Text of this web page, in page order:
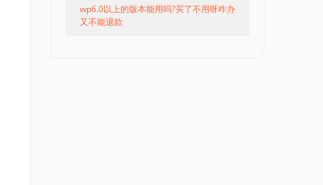
wp6.0以上的版本能用吗?买了不用呀咋办
又不能退款